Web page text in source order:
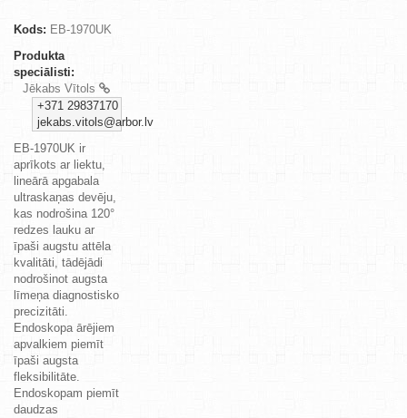
Kods: EB-1970UK
Produkta
speciālisti:
Jēkabs Vītols
+371 29837170
jekabs.vitols@arbor.lv
EB-1970UK ir
aprīkots ar liektu,
lineārā apgabala
ultraskaņas devēju,
kas nodrošina 120°
redzes lauku ar
īpaši augstu attēla
kvalitāti, tādējādi
nodrošinot augsta
līmeņa diagnostisko
precizitāti.
Endoskopa ārējiem
apvalkiem piemīt
īpaši augsta
fleksibilitāte.
Endoskopam piemīt
daudzas